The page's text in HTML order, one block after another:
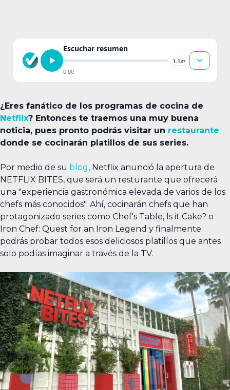
Escuchar resumen
1.1x▾
0:00
¿Eres fanático de los programas de cocina de
Netflix? Entonces te traemos una muy buena
noticia, pues pronto podrás visitar un restaurante
donde se cocinarán platillos de sus series.
Por medio de su blog, Netflix anunció la apertura de
NETFLIX BITES, que será un resturante que ofrecerá
una "experiencia gastronómica elevada de varios de los
chefs más conocidos". Ahí, cocinarán chefs que han
protagonizado series como Chef's Table, Is it Cake? o
Iron Chef: Quest for an Iron Legend y finalmente
podrás probar todos esos deliciosos platillos que antes
solo podías imaginar a través de la TV.